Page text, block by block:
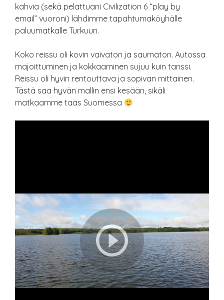
kahvia (sekä pelattuani Civilization 6 “play by
email” vuoroni) lähdimme tapahtumaköyhälle
paluumatkalle Turkuun.
Koko reissu oli kovin vaivaton ja saumaton. Autossa
majoittuminen ja kokkaaminen sujuu kuin tanssi.
Reissu oli hyvin rentouttava ja sopivan mittainen.
Tästä saa hyvän mallin ensi kesään, sikäli
matkaamme taas Suomessa